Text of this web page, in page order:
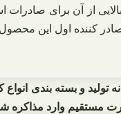
و بسته بندی
مستقیم وارد مذاکره